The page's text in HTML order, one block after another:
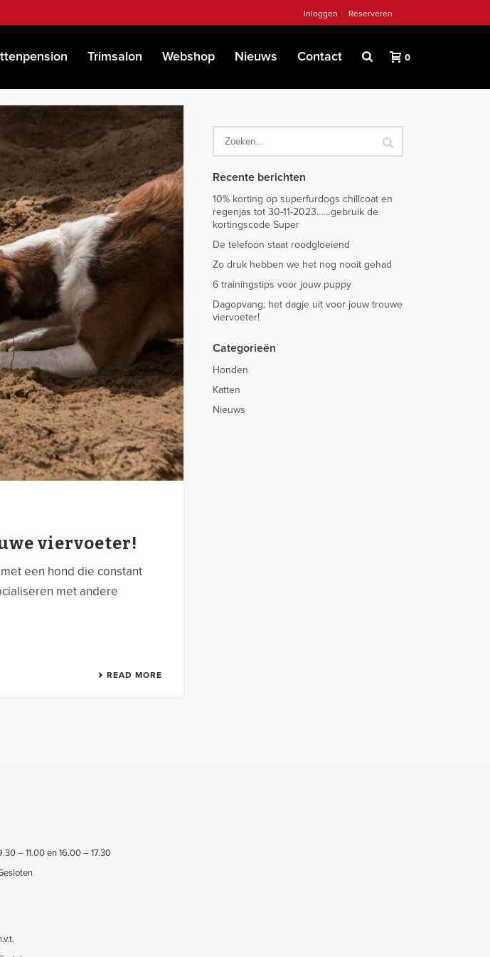
Inloggen Reserveren
Trimsalon Webshop Nieuws Contact 0
viervoeter!
een hond die constant
met andere
READ MORE
Recente berichten
10% korting op superfurdogs chillcoat en
regenjas tot 30-11-2023……gebruik de
kortingscode Super
De telefoon staat roodgloeiend
Zo druk hebben we het nog nooit gehad
6 trainingstips voor jouw puppy
Dagopvang; het dagje uit voor jouw trouwe
viervoeter!
Categorieën
Honden
Katten
Nieuws
– 11.00 en 16.00 – 17.30